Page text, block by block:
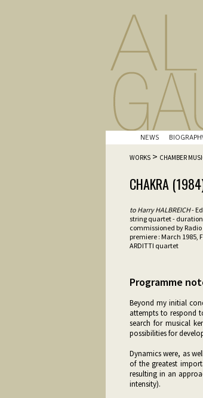
NEWS
WORKS > CHAMBER
CHAKRA
to Harry HALBREICH-
string quartet - duration
commissioned by
premiere : March 1985,
ARDITTI quartet
Programme
Beyond my initial
attempts to respond
search for musical
possibilities for
Dynamics were, as
of the greatest
resulting in an
intensity).